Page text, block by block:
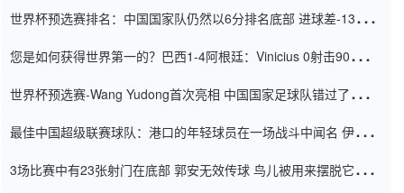
世界杯预选赛排名：中国国家队仍然以6分排名底部 进球差-13令人
您是如何获得世界第一的？巴西1-4阿根廷：Vinicius 0射击90分钟
世界杯预选赛-Wang Yudong首次亮相 中国国家足球队错过了世界
最佳中国超级联赛球队：港口的年轻球员在一场战斗中闻名 伊万放
3场比赛中有23张射门在底部 郭安无效传球 鸟儿被用来摆脱它